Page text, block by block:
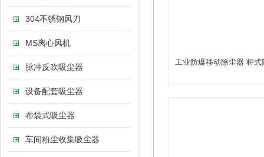
304不锈钢风刀
MS离心风机
脉冲反吹吸尘器
设备配套吸尘器
布袋式吸尘器
车间粉尘收集吸尘器
工业防爆移动除尘器 柜式